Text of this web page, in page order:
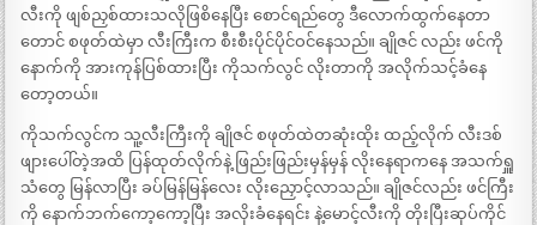
လီးကို ဖျစ်ညှစ်ထားသလိုဖြစိနေပြီး စောင်ရည်တွေ ဒီလောက်ထွက်နေတာ
တောင် စဖုတ်ထဲမှာ လီးကြီးက စီးစီးပိုင်ပိုင်ဝင်နေသည်။ ချိုဇင် လည်း ဖင်ကို
နောက်ကို အားကုန်ပြစ်ထားပြီး ကိုသက်လွင် လိုးတာကို အလိုက်သင့်ခံနေ
တော့တယ်။
ကိုသက်လွင်က သူ့လီးကြီးကို ချိုဇင် စဖုတ်ထဲတဆုံးထိုး ထည့်လိုက် လီးဒစ်
ဖျားပေါ်တဲ့အထိ ပြန်ထုတ်လိုက်နဲ့ ဖြည်းဖြည်းမှန်မှန် လိုးနေရာကနေ အသက်ရှူ
သံတွေ မြန်လာပြီး ခပ်မြန်မြန်လေး လိုးညှောင့်လာသည်။ ချိုဇင်လည်း ဖင်ကြီး
ကို နောက်ဘက်ကော့ကော့ပြီး အလိုးခံနေရင်း နဲ့မောင့်လီးကို တိုးပြီးဆုပ်ကိုင်